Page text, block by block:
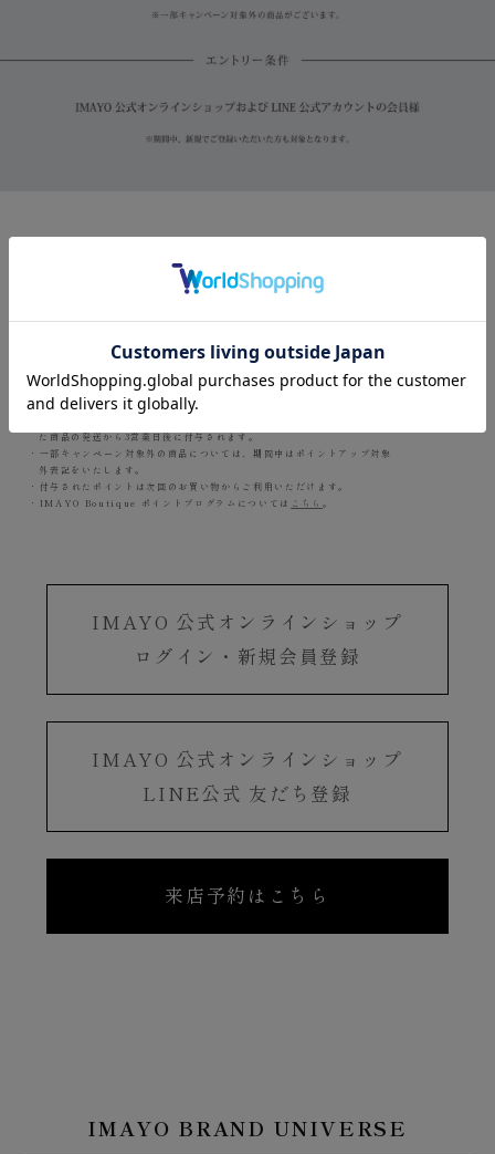
【ご注意】
・既に公式オンラインショップで登録済の会員様も直営店でのポイント付
・国内直営店の場合、キャンペーン分のポイントはご購入から3営業日後に付
与されます。
た商品の発送から3営業日後に付与されます。
・一部キャンペーン対象外の商品については、期間中はポイントアップ対象
外表記をいたします。
・付与されたポイントは次回のお買い物からご利用いただけます。
・IMAYO Boutique ポイントプログラムについては こちら。
IMAYO 公式オンラインショップ
ログイン・新規会員登録
IMAYO 公式オンラインショップ
LINE公式 友だち登録
来店予約はこちら
IMAYO BRAND UNIVERSE